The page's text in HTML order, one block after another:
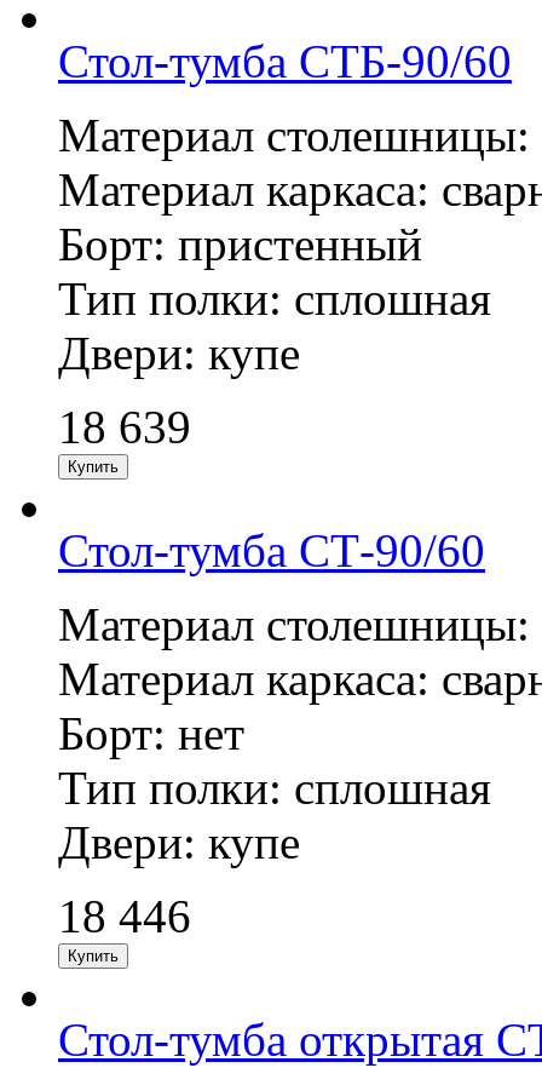
Стол-тумба СТБ-90/60
Материал столешницы:
Материал каркаса:
Борт: пристенный
Тип полки: сплошная
Двери: купе
18 639
Стол-тумба СТ-90/60
Материал столешницы:
Материал каркаса:
Борт: нет
Тип полки: сплошная
Двери: купе
18 446
Стол-тумба открытая